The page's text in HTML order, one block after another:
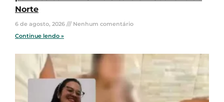
Norte
6 de agosto, 2026
Nenhum comentário
Continue lendo »